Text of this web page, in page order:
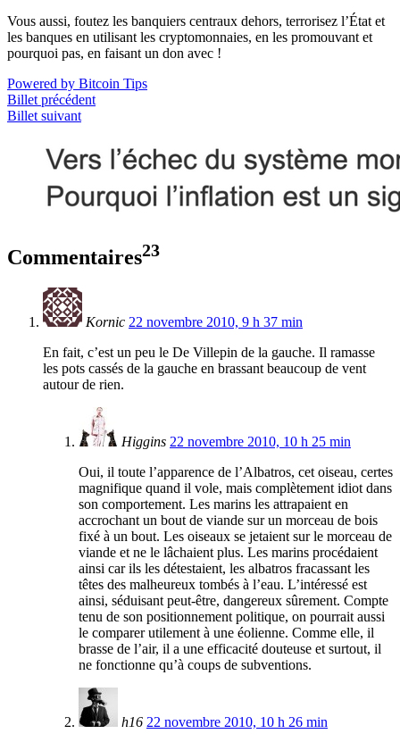
Vous aussi, foutez les banquiers centraux dehors, terrorisez l’État et
les banques en utilisant les cryptomonnaies, en les promouvant et
pourquoi pas, en faisant un don avec !
Powered by Bitcoin Tips
Billet précédent
Billet suivant
Commentaires23
Kornic 22 novembre 2010, 9 h 37 min
En fait, c’est un peu le De Villepin de la gauche. Il ramasse
les pots cassés de la gauche en brassant beaucoup de vent
autour de rien.
Higgins 22 novembre 2010, 10 h 25 min
Oui, il toute l’apparence de l’Albatros, cet oiseau, certes
magnifique quand il vole, mais complètement idiot dans
son comportement. Les marins les attrapaient en
accrochant un bout de viande sur un morceau de bois
fixé à un bout. Les oiseaux se jetaient sur le morceau de
viande et ne le lâchaient plus. Les marins procédaient
ainsi car ils les détestaient, les albatros fracassant les
têtes des malheureux tombés à l’eau. L’intéressé est
ainsi, séduisant peut-être, dangereux sûrement. Compte
tenu de son positionnement politique, on pourrait aussi
le comparer utilement à une éolienne. Comme elle, il
brasse de l’air, il a une efficacité douteuse et surtout, il
ne fonctionne qu’à coups de subventions.
h16 22 novembre 2010, 10 h 26 min